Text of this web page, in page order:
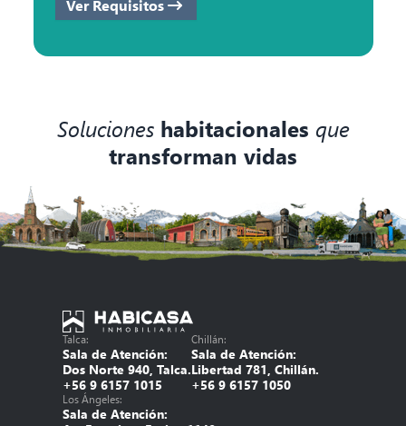
Ver Requisitos
Soluciones habitacionales que
transforman vidas
Talca:
Sala de Atención:
Dos Norte 940, Talca.
+56 9 6157 1015
Chillán:
Sala de Atención:
Libertad 781, Chillán.
+56 9 6157 1050
Los Ángeles:
Sala de Atención: